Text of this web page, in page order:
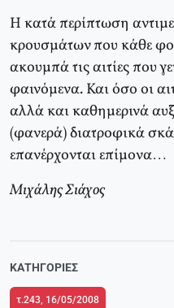
Η κατά περίπτωση
κρουσμάτων που κάθε
ακουμπά τις αιτίες που
φαινόμενα. Και όσο οι
αλλά και καθημερινά
(φανερά) διατροφικά
επανέρχονται επίμονα…
Μιχάλης Σιάχος
ΚΑΤΗΓΟΡΊΕΣ
τ.243, 16/05/2008